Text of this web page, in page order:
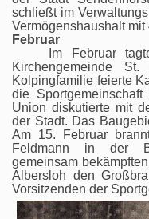
schließt im
Vermögenshaushalt mit
Februar
Im Februar tagte
Kirchengemeinde
Kolpingfamilie feierte
die
Union diskutierte mit
der Stadt. Das
Am 15. Februar
Feldmann in der
gemeinsam
Albersloh den
Vorsitzenden der